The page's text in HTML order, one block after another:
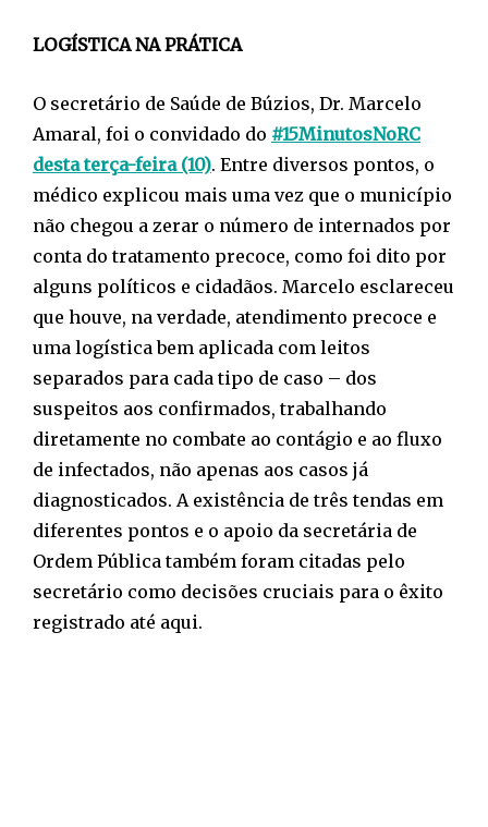
LOGÍSTICA NA PRÁTICA
O secretário de Saúde de Búzios, Dr. Marcelo
Amaral, foi o convidado do #15MinutosNoRC
desta terça-feira (10). Entre diversos pontos, o
médico explicou mais uma vez que o município
não chegou a zerar o número de internados por
conta do tratamento precoce, como foi dito por
alguns políticos e cidadãos. Marcelo esclareceu
que houve, na verdade, atendimento precoce e
uma logística bem aplicada com leitos
separados para cada tipo de caso – dos
suspeitos aos confirmados, trabalhando
diretamente no combate ao contágio e ao fluxo
de infectados, não apenas aos casos já
diagnosticados. A existência de três tendas em
diferentes pontos e o apoio da secretária de
Ordem Pública também foram citadas pelo
secretário como decisões cruciais para o êxito
registrado até aqui.